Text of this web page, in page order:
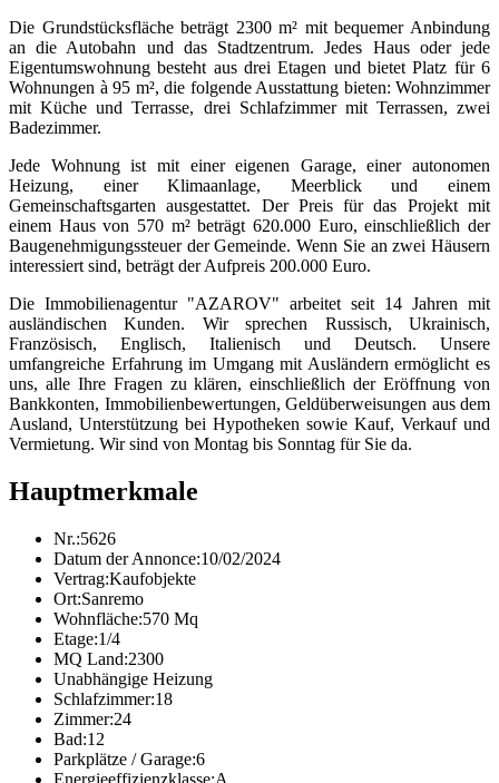
Die Grundstücksfläche beträgt 2300 m² mit bequemer Anbindung
an die Autobahn und das Stadtzentrum. Jedes Haus oder jede
Eigentumswohnung besteht aus drei Etagen und bietet Platz für 6
Wohnungen à 95 m², die folgende Ausstattung bieten: Wohnzimmer
mit Küche und Terrasse, drei Schlafzimmer mit Terrassen, zwei
Badezimmer.
Jede Wohnung ist mit einer eigenen Garage, einer autonomen
Heizung, einer Klimaanlage, Meerblick und einem
Gemeinschaftsgarten ausgestattet. Der Preis für das Projekt mit
einem Haus von 570 m² beträgt 620.000 Euro, einschließlich der
Baugenehmigungssteuer der Gemeinde. Wenn Sie an zwei Häusern
interessiert sind, beträgt der Aufpreis 200.000 Euro.
Die Immobilienagentur "AZAROV" arbeitet seit 14 Jahren mit
ausländischen Kunden. Wir sprechen Russisch, Ukrainisch,
Französisch, Englisch, Italienisch und Deutsch. Unsere
umfangreiche Erfahrung im Umgang mit Ausländern ermöglicht es
uns, alle Ihre Fragen zu klären, einschließlich der Eröffnung von
Bankkonten, Immobilienbewertungen, Geldüberweisungen aus dem
Ausland, Unterstützung bei Hypotheken sowie Kauf, Verkauf und
Vermietung. Wir sind von Montag bis Sonntag für Sie da.
Hauptmerkmale
Nr.:5626
Datum der Annonce:10/02/2024
Vertrag:Kaufobjekte
Ort:Sanremo
Wohnfläche:570 Mq
Etage:1/4
MQ Land:2300
Unabhängige Heizung
Schlafzimmer:18
Zimmer:24
Bad:12
Parkplätze / Garage:6
Energieeffizienzklasse:A